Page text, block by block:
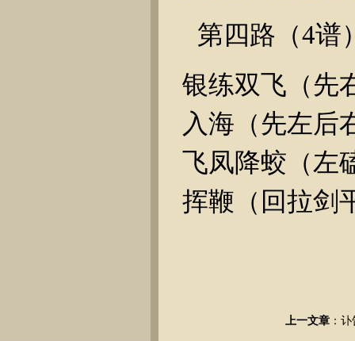
第四路（4谱
银练双飞（先
入海（先左后
飞凤降蛟（左
挥鞭（回拉剑
上一文章 ： 讣